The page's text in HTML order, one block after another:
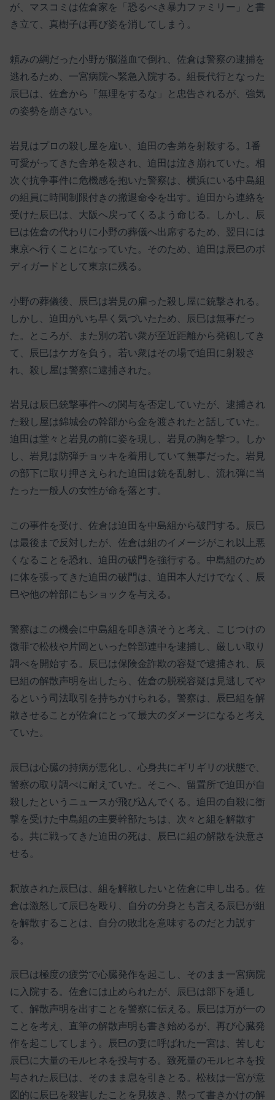
が、マスコミは佐倉家を「恐るべき暴力ファミリー」と書
き立て、真樹子は再び姿を消してしまう。
頼みの綱だった小野が脳溢血で倒れ、佐倉は警察の逮捕を
逃れるため、一宮病院へ緊急入院する。組長代行となった
辰巳は、佐倉から「無理をするな」と忠告されるが、強気
の姿勢を崩さない。
岩見はプロの殺し屋を雇い、迫田の舎弟を射殺する。1番
可愛がってきた舎弟を殺され、迫田は泣き崩れていた。相
次ぐ抗争事件に危機感を抱いた警察は、横浜にいる中島組
の組員に時間制限付きの撤退命令を出す。迫田から連絡を
受けた辰巳は、大阪へ戻ってくるよう命じる。しかし、辰
巳は佐倉の代わりに小野の葬儀へ出席するため、翌日には
東京へ行くことになっていた。そのため、迫田は辰巳のボ
ディガードとして東京に残る。
小野の葬儀後、辰巳は岩見の雇った殺し屋に銃撃される。
しかし、迫田がいち早く気づいたため、辰巳は無事だっ
た。ところが、また別の若い衆が至近距離から発砲してき
て、辰巳はケガを負う。若い衆はその場で迫田に射殺さ
れ、殺し屋は警察に逮捕された。
岩見は辰巳銃撃事件への関与を否定していたが、逮捕され
た殺し屋は錦城会の幹部から金を渡されたと話していた。
迫田は堂々と岩見の前に姿を現し、岩見の胸を撃つ。しか
し、岩見は防弾チョッキを着用していて無事だった。岩見
の部下に取り押さえられた迫田は銃を乱射し、流れ弾に当
たった一般人の女性が命を落とす。
この事件を受け、佐倉は迫田を中島組から破門する。辰巳
は最後まで反対したが、佐倉は組のイメージがこれ以上悪
くなることを恐れ、迫田の破門を強行する。中島組のため
に体を張ってきた迫田の破門は、迫田本人だけでなく、辰
巳や他の幹部にもショックを与える。
警察はこの機会に中島組を叩き潰そうと考え、こじつけの
微罪で松枝や片岡といった幹部連中を逮捕し、厳しい取り
調べを開始する。辰巳は保険金詐欺の容疑で逮捕され、辰
巳組の解散声明を出したら、佐倉の脱税容疑は見逃してや
るという司法取引を持ちかけられる。警察は、辰巳組を解
散させることが佐倉にとって最大のダメージになると考え
ていた。
辰巳は心臓の持病が悪化し、心身共にギリギリの状態で、
警察の取り調べに耐えていた。そこへ、留置所で迫田が自
殺したというニュースが飛び込んでくる。迫田の自殺に衝
撃を受けた中島組の主要幹部たちは、次々と組を解散す
る。共に戦ってきた迫田の死は、辰巳に組の解散を決意さ
せる。
釈放された辰巳は、組を解散したいと佐倉に申し出る。佐
倉は激怒して辰巳を殴り、自分の分身とも言える辰巳が組
を解散することは、自分の敗北を意味するのだと力説す
る。
辰巳は極度の疲労で心臓発作を起こし、そのまま一宮病院
に入院する。佐倉には止められたが、辰巳は部下を通し
て、解散声明を出すことを警察に伝える。辰巳は万が一の
ことを考え、直筆の解散声明も書き始めるが、再び心臓発
作を起こしてしまう。辰巳の妻に呼ばれた一宮は、苦しむ
辰巳に大量のモルヒネを投与する。致死量のモルヒネを投
与された辰巳は、そのまま息を引きとる。松枝は一宮が意
図的に辰巳を殺害したことを見抜き、黙って書きかけの解